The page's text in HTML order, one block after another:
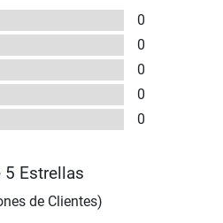
0
0
0
0
0
5 Estrellas
de Clientes)